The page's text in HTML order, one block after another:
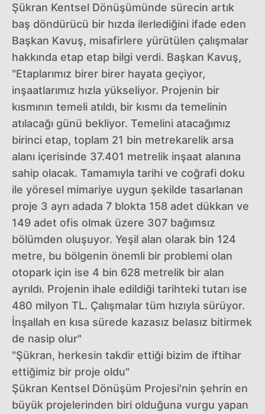
Şükran Kentsel Dönüşümünde sürecin artık
baş döndürücü bir hızda ilerlediğini ifade eden
Başkan Kavuş, misafirlere yürütülen çalışmalar
hakkında etap etap bilgi verdi. Başkan Kavuş,
"Etaplarımız birer birer hayata geçiyor,
inşaatlarımız hızla yükseliyor. Projenin bir
kısmının temeli atıldı, bir kısmı da temelinin
atılacağı günü bekliyor. Temelini atacağımız
birinci etap, toplam 21 bin metrekarelik arsa
alanı içerisinde 37.401 metrelik inşaat alanına
sahip olacak. Tamamıyla tarihi ve coğrafi doku
ile yöresel mimariye uygun şekilde tasarlanan
proje 3 ayrı adada 7 blokta 158 adet dükkan ve
149 adet ofis olmak üzere 307 bağımsız
bölümden oluşuyor. Yeşil alan olarak bin 124
metre, bu bölgenin önemli bir problemi olan
otopark için ise 4 bin 628 metrelik bir alan
ayrıldı. Projenin ihale edildiği tarihteki tutarı ise
480 milyon TL. Çalışmalar tüm hızıyla sürüyor.
İnşallah en kısa sürede kazasız belasız bitirmek
de nasip olur"
"Şükran, herkesin takdir ettiği bizim de iftihar
ettiğimiz bir proje oldu"
Şükran Kentsel Dönüşüm Projesi'nin şehrin en
büyük projelerinden biri olduğuna vurgu yapan